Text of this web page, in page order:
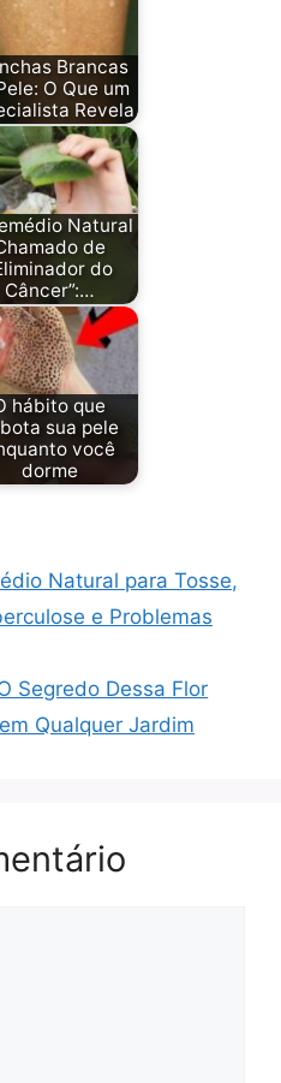
Brancas
O Que um
Revela
Natural
de
do
Câncer”:…
hábito que
sua pele
você
dorme
Natural para Tosse,
e Problemas
Segredo Dessa Flor
Qualquer Jardim